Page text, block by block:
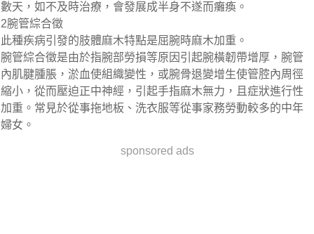
數天，如不及時治療，會發展成半身不遂而癱瘓。
2腕管綜合徵
此種疾病引發的肢體麻木特點是屈腕時麻木加重。
腕管綜合徵是由於指腕部勞損等原因引起腕橫韌帶增厚，腕管
內肌腱腫脹，淤血使組織變性，或腕骨退變增生使管腔內周徑
縮小，從而壓迫正中神經，引起手指麻木無力，且症狀進行性
加重。常見於從事拖地板、洗衣服等從事家務勞動較多的中年
婦女。
sponsored ads